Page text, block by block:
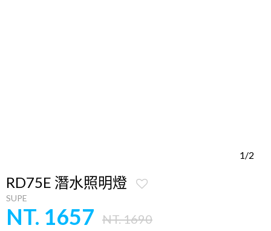
1/2
RD75E 潛水照明燈
SUPE
NT. 1657 NT. 1690